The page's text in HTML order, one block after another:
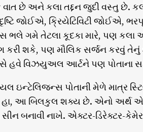
છે અને કલા તદ્દન જુદી વસ્તુ છે.
જોઈએ, ક્રિયેટિવિટી
ભલે ગમે તેટલા કૂદકા મારે, પણ
કરી શકે, પણ મૌલિક સર્જન કરવું તેનું
હવે વિઝયુઅલ આર્ટને પણ પોતાના
ઇન્ટેલિજન્સ પોતાની મેળે માત્ર
આ બિલકુલ શક્ય છે. એનો અર્થ એ
બનાવી નાખે. એક્ટર-ડિરેક્ટર-